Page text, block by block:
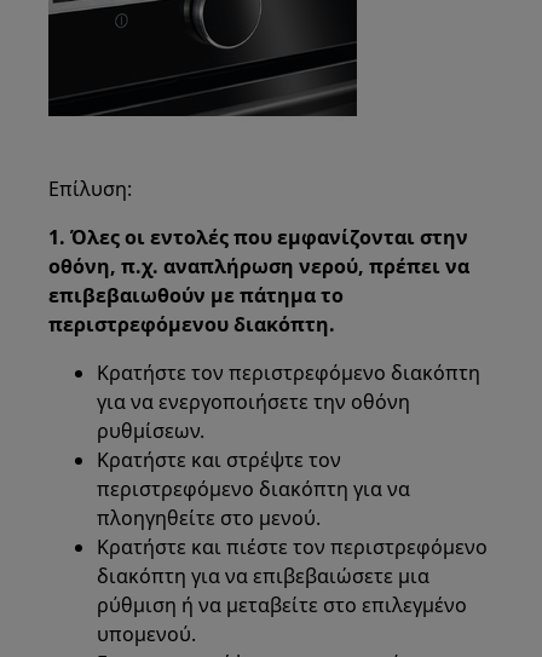
Επίλυση:
1. Όλες οι εντολές που εμφανίζονται στην
οθόνη, π.χ. αναπλήρωση νερού, πρέπει να
επιβεβαιωθούν με πάτημα το
περιστρεφόμενου διακόπτη.
Κρατήστε τον περιστρεφόμενο διακόπτη
για να ενεργοποιήσετε την οθόνη
ρυθμίσεων.
Κρατήστε και στρέψτε τον
περιστρεφόμενο διακόπτη για να
πλοηγηθείτε στο μενού.
Κρατήστε και πιέστε τον περιστρεφόμενο
διακόπτη για να επιβεβαιώσετε μια
ρύθμιση ή να μεταβείτε στο επιλεγμένο
υπομενού.